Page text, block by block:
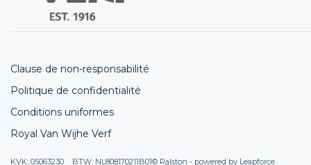
Clause de non-responsabilité
Politique de confidentialité
Conditions uniformes
Royal Van Wijhe Verf
KVK: 05063230 BTW: NL808170211B01© Ralston - powered by Leapforce